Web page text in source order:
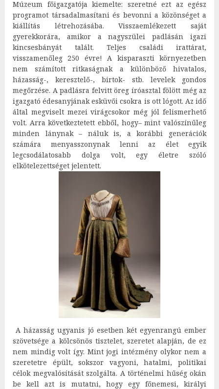
Múzeum főigazgatója kiemelte: szeretné ezt az egész
programot társadalmasítani és bevonni a közönséget a
kiállítás létrehozásába. Visszaemlékezett saját
gyerekkorára, amikor a nagyszülei padlásán igazi
kincsesbányát talált. Teljes családi irattárat,
visszamenőleg 250 évre! A kisparaszti környezetben
nem számított ritkaságnak a különböző hivatalos,
házasság-, keresztelő-, birtok- stb. levelek gondos
megőrzése. A padlásra felvitt öreg íróasztal fölött még az
igazgató édesanyjának esküvői csokra is ott lógott. Az idő
által megviselt mezei virágcsokor még jól felismerhető
volt. Arra következtetett ebből, hogy– mint valószínűleg
minden lánynak – náluk is, a korábbi generációk
számára menyasszonynak lenni az élet egyik
legcsodálatosabb dolga volt, egy életre szóló
elkötelezettséget jelentett.
A házasság ugyanis jó esetben két egyenrangú ember
szövetsége a kölcsönös tisztelet, szeretet alapján, de ez
nem mindig volt így. Mint jogi intézmény olykor nem a
szeretetre épült, sokszor vagyoni, hatalmi, politikai
célok megvalósítását szolgálta. A történelmi hűség okán
be kell azt is mutatni, hogy egy főnemesi, királyi